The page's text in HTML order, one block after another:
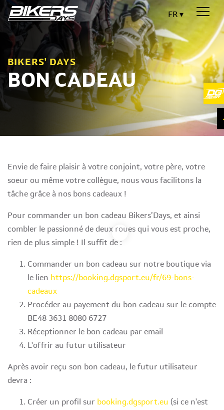
FR
BIKERS' DAYS
BON CADEAU
Envie de faire plaisir à votre conjoint, votre père, votre
soeur ou même votre collègue, nous vous facilitons la
tâche grâce à nos bons cadeaux !
Pour commander un bon cadeau Bikers’Days, et ainsi
combler le passionné de deux roues qui vous est proche,
rien de plus simple ! Il suffit de :
Commander un bon cadeau sur notre boutique via
le lien https://booking.dgsport.eu/fr/69-bons-
cadeaux
Procéder au payement du bon cadeau sur le compte
BE48 3631 8080 6727
Réceptionner le bon cadeau par email
L'offrir au futur utilisateur
Après avoir reçu son bon cadeau, le futur utilisateur
devra :
Créer un profil sur booking.dgsport.eu (si ce n'est